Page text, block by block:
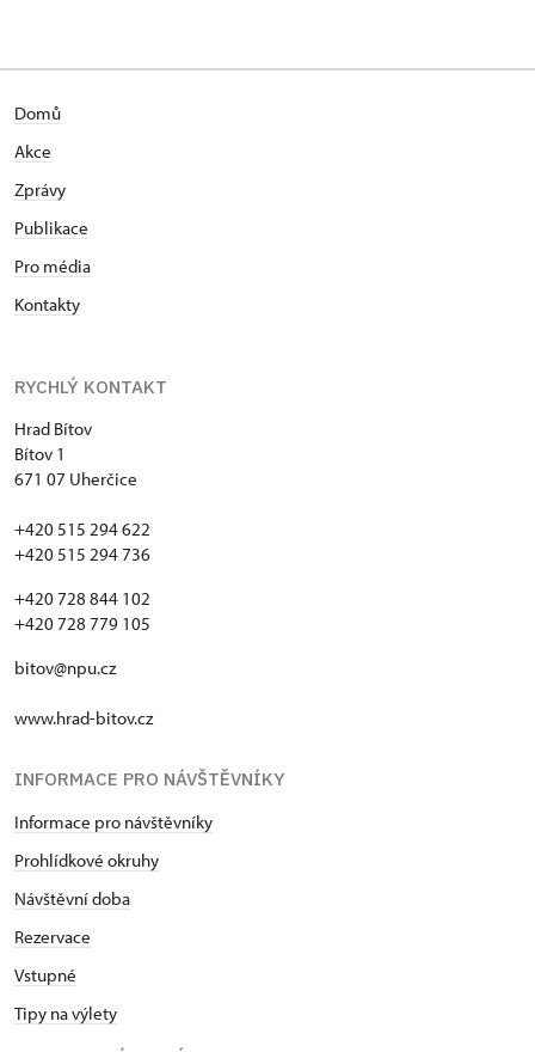
Domů
Akce
Zprávy
Publikace
Pro média
Kontakty
RYCHLÝ KONTAKT
Hrad Bítov
Bítov 1
671 07 Uherčice
+420 515 294 622
+420 515 294 736
+420 728 844 102
+420 728 779 105
bitov@npu.cz
www.hrad-bitov.cz
INFORMACE PRO NÁVŠTĚVNÍKY
Informace pro návštěvníky
Prohlídkové okruhy
Návštěvní doba
Rezervace
Vstupné
Tipy na výlety